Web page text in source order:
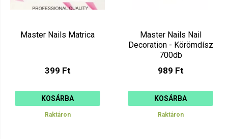
Master Nails Matrica
399 Ft
KOSÁRBA
Raktáron
Master Nails Nail
Decoration - Körömdísz
700db
989 Ft
KOSÁRBA
Raktáron